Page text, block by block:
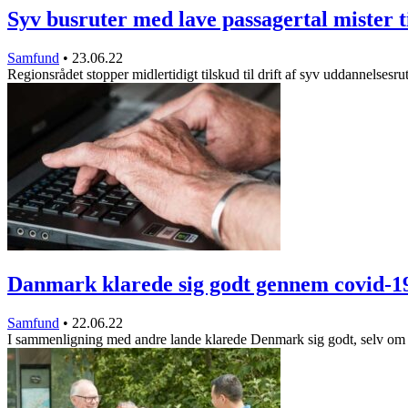
Syv busruter med lave passagertal mister
Samfund • 23.06.22
Regionsrådet stopper midlertidigt tilskud til drift af syv
Danmark klarede sig godt gennem covid-
Samfund • 22.06.22
I sammenligning med andre lande klarede Denmark sig godt, selv